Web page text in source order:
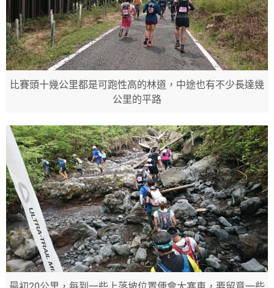
比賽頭十幾公里都是可跑性高的林道，中途也有不少長達幾
公里的平路